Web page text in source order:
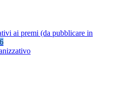
ai premi (da pubblicare in
6